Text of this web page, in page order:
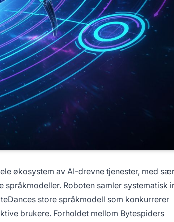
økosystem av AI-drevne tjenester, med
Roboten samler systematisk
store språkmodell som konkurrerer
brukere. Forholdet mellom Bytespiders